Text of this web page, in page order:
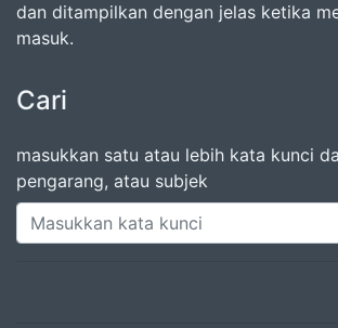
dan ditampilkan dengan jelas ketika
masuk.
Cari
masukkan satu atau lebih kata kunci
pengarang, atau subjek